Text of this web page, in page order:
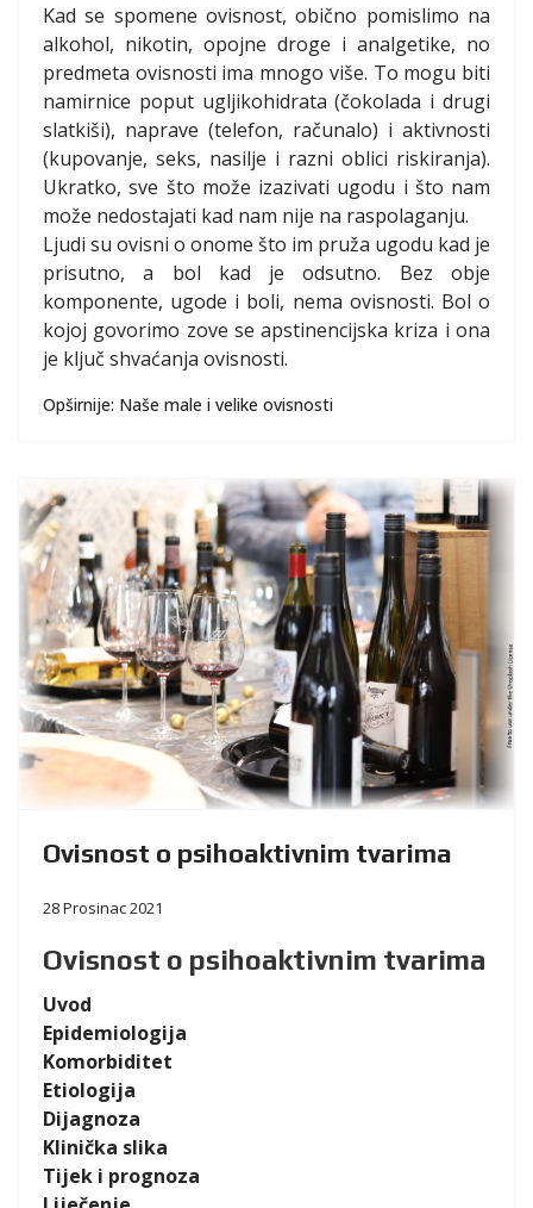
Kad se spomene ovisnost, obično pomislimo na
alkohol, nikotin, opojne droge i analgetike, no
predmeta ovisnosti ima mnogo više. To mogu biti
namirnice poput ugljikohidrata (čokolada i drugi
slatkiši), naprave (telefon, računalo) i aktivnosti
(kupovanje, seks, nasilje i razni oblici riskiranja).
Ukratko, sve što može izazivati ugodu i što nam
može nedostajati kad nam nije na raspolaganju.
Ljudi su ovisni o onome što im pruža ugodu kad je
prisutno, a bol kad je odsutno. Bez obje
komponente, ugode i boli, nema ovisnosti. Bol o
kojoj govorimo zove se apstinencijska kriza i ona
je ključ shvaćanja ovisnosti.
Opširnije: Naše male i velike ovisnosti
Ovisnost o psihoaktivnim tvarima
28 Prosinac 2021
Ovisnost o psihoaktivnim tvarima
Uvod
Epidemiologija
Komorbiditet
Etiologija
Dijagnoza
Klinička slika
Tijek i prognoza